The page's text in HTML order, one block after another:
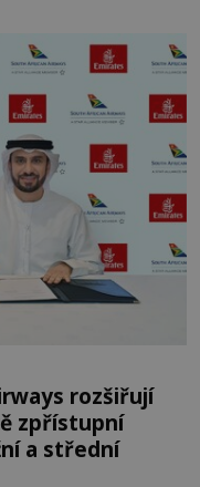
rozšiřují
zpřístupní
a střední